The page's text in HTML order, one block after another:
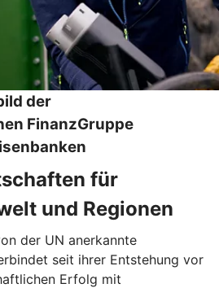
der
FinanzGruppe
für
und Regionen
der UN anerkannte
seit ihrer Entstehung vor
Erfolg mit